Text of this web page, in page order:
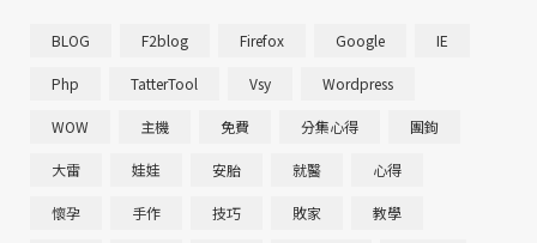
BLOG F2blog Firefox Google IE
Php TatterTool Vsy Wordpress
WOW 主機 免費 分集心得 團鉤
大雷 娃娃 安胎 就醫 心得
懷孕 手作 技巧 敗家 教學